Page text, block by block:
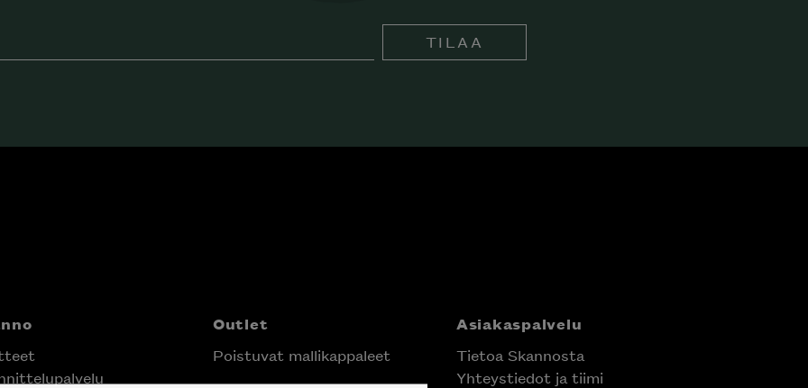
TILAA
Outlet
Poistuvat mallikappaleet
Asiakaspalvelu
Tietoa Skannosta
Yhteystiedot ja tiimi